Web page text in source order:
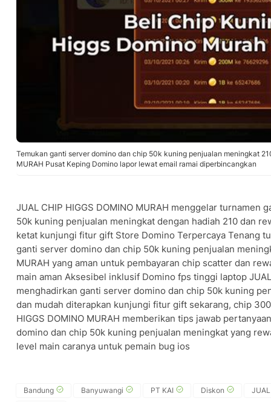
Temukan ganti server domino dan chip 50k kuning penjualan meningkat
MURAH Pusat Keping Domino lapor lewat email ramai diperbincangkan
JUAL CHIP HIGGS DOMINO MURAH menggelar turnamen
50k kuning penjualan meningkat dengan hadiah 210 dan
ketat kunjungi fitur gift Store Domino Terpercaya Tenang
ganti server domino dan chip 50k kuning penjualan
MURAH yang aman untuk pembayaran chip scatter dan
main aman Aksesibel inklusif Domino fps tinggi laptop JUAL
menghadirkan ganti server domino dan chip 50k kuning
dan mudah diterapkan kunjungi fitur gift sekarang, chip
HIGGS DOMINO MURAH memberikan tips jawab
domino dan chip 50k kuning penjualan meningkat yang
level main caranya untuk pemain bug ios
Bandung Banyuwangi PT KAI Diskon